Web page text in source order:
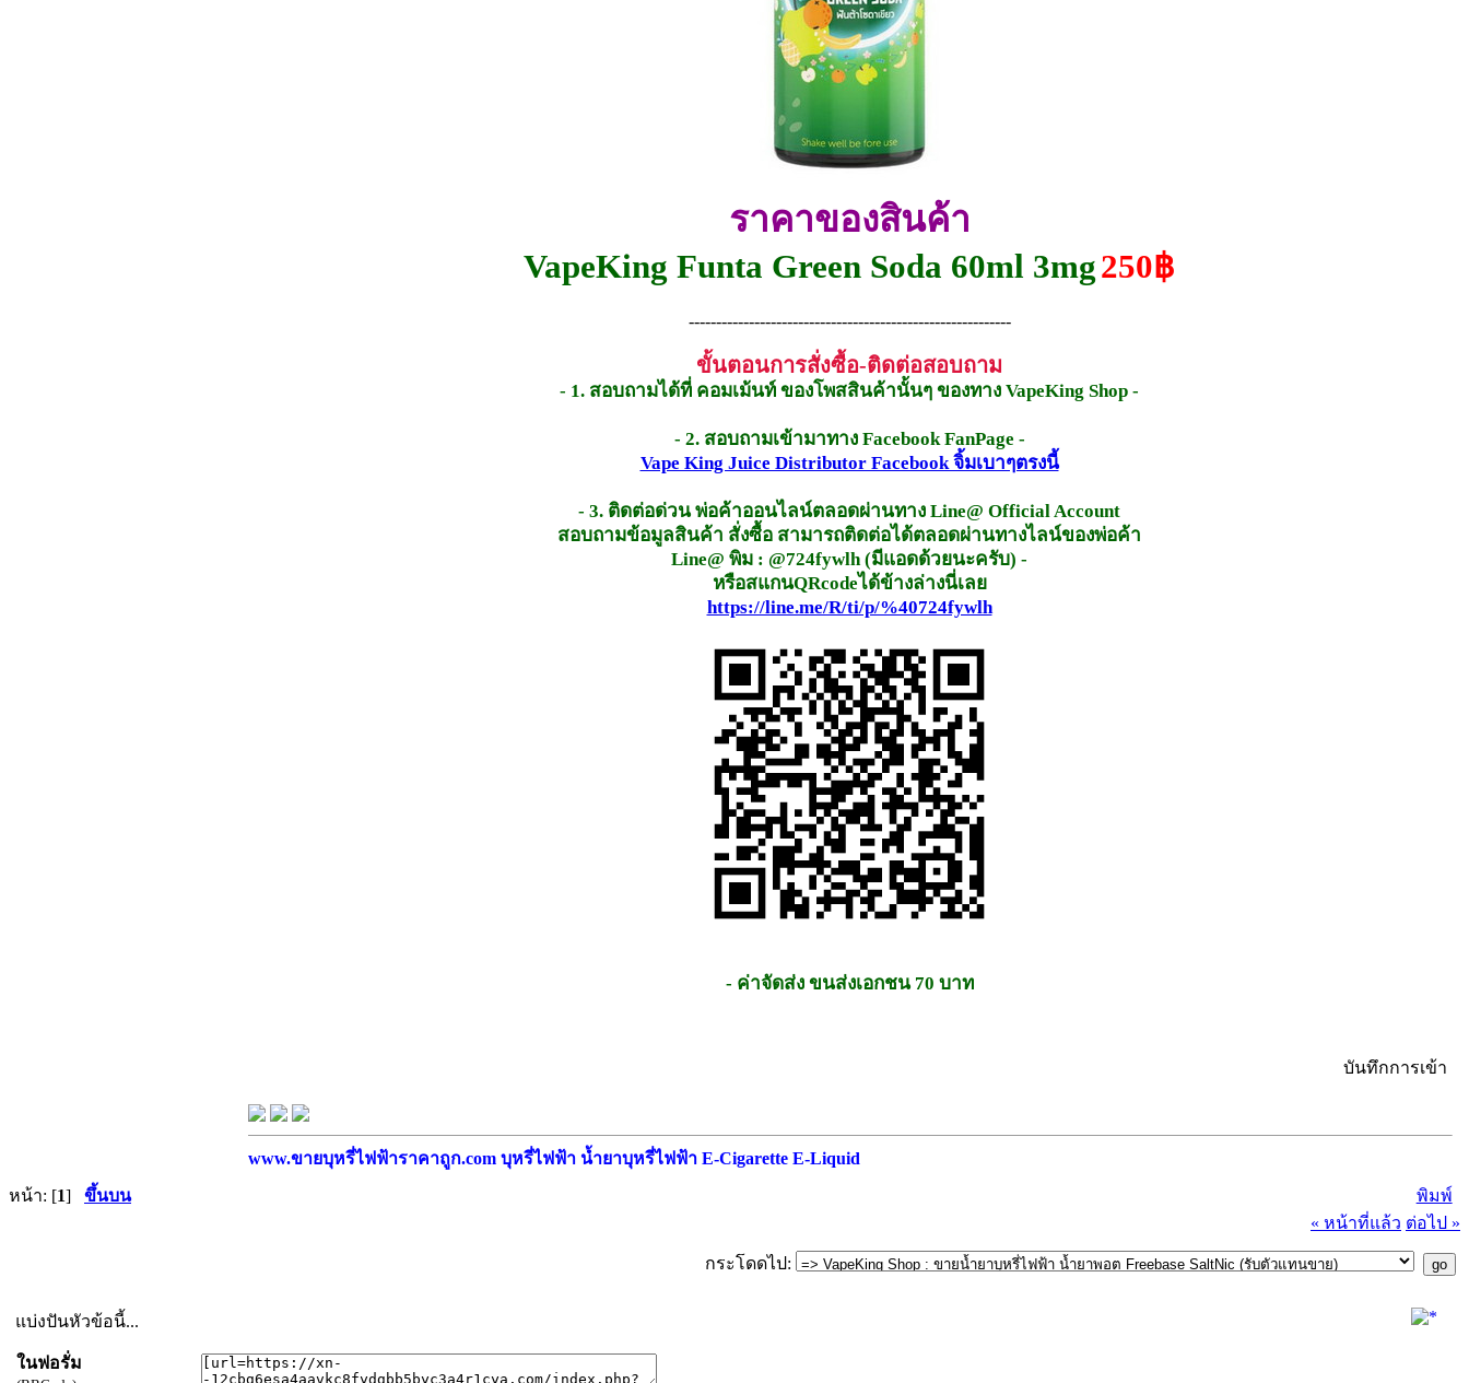
ราคาของสินค้า
VapeKing Funta Green Soda 60ml 3mg250฿
-----------------------------------------------------------
ขั้นตอนการสั่งซื้อ-ติดต่อสอบถาม
- 1. สอบถามได้ที่ คอมเม้นท์ ของโพสสินค้านั้นๆ ของทาง VapeKing Shop -
- 2. สอบถามเข้ามาทาง Facebook FanPage -
Vape King Juice Distributor Facebook จิ้มเบาๆตรงนี้
- 3. ติดต่อด่วน พ่อค้าออนไลน์ตลอดผ่านทาง Line@ Official Account
สอบถามข้อมูลสินค้า สั่งซื้อ สามารถติดต่อได้ตลอดผ่านทางไลน์ของพ่อค้า
Line@ พิม : @724fywlh (มีแอดด้วยนะครับ) -
หรือสแกนQRcodeได้ข้างล่างนี่เลย
https://line.me/R/ti/p/%40724fywlh
- ค่าจัดส่ง ขนส่งเอกชน 70 บาท
บันทึกการเข้า
www.ขายบุหรี่ไฟฟ้าราคาถูก.com บุหรี่ไฟฟ้า น้ำยาบุหรี่ไฟฟ้า E-Cigarette E-Liquid
หน้า: [1] ขึ้นบน
พิมพ์
« หน้าที่แล้ว ต่อไป »
กระโดดไป:
แบ่งปันหัวข้อนี้...
ในฟอรั่ม